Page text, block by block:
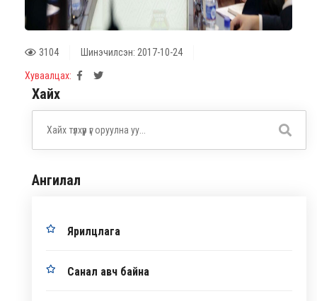
3104 Шинэчилсэн: 2017-10-24
Хуваалцах:
Хайх
Ангилал
Ярилцлага
Санал авч байна